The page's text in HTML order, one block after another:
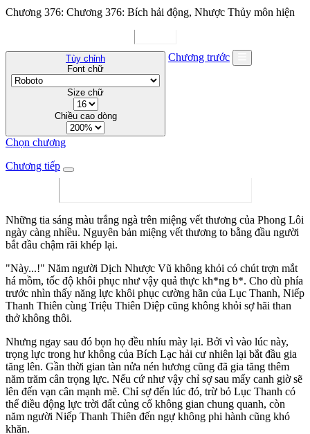
Chương 376: Chương 376: Bích hải động, Nhược Thủy môn hiện
Tùy chỉnh
Font chữ
Size chữ
Chiều cao dòng
Chương trước
Chọn chương
Chương tiếp
Những tia sáng màu trắng ngà trên miệng vết thương của Phong Lôi
ngày càng nhiều. Nguyên bản miệng vết thương to bằng đầu người
bắt đầu chậm rãi khép lại.
"Này...!" Năm người Dịch Nhược Vũ không khỏi có chút trợn mắt
há mồm, tốc độ khôi phục như vậy quả thực kh*ng b*. Cho dù phía
trước nhìn thấy năng lực khôi phục cường hãn của Lục Thanh, Niếp
Thanh Thiên cùng Triệu Thiên Diệp cũng không khỏi sợ hãi than
thở không thôi.
Nhưng ngay sau đó bọn họ đều nhíu mày lại. Bởi vì vào lúc này,
trọng lực trong hư không của Bích Lạc hải cư nhiên lại bắt đầu gia
tăng lên. Gần thời gian tàn nửa nén hương cũng đã gia tăng thêm
năm trăm cân trọng lực. Nếu cứ như vậy chỉ sợ sau mấy canh giờ sẽ
lên đến vạn cân mạnh mẽ. Chỉ sợ đến lúc đó, trừ bỏ Lục Thanh có
thể điều động lực trời đất củng cố không gian chung quanh, còn
năm người Niếp Thanh Thiên đến ngự không phi hành cũng khó
khăn.